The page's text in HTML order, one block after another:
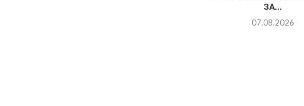
ЗА...
07.08.2026